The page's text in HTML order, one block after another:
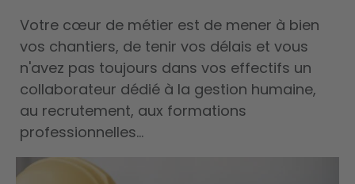
Votre cœur de métier est de mener à bien
vos chantiers, de tenir vos délais et vous
n'avez pas toujours dans vos effectifs un
collaborateur dédié à la gestion humaine,
au recrutement, aux formations
professionnelles...